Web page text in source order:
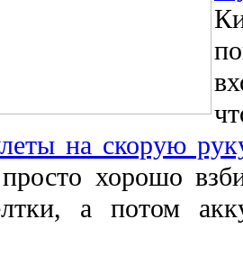
на скорую
хорошо
а потом